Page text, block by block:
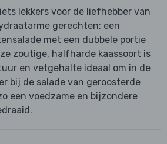
lekkers voor de liefhebber van
gerechten: een
met een dubbele portie
zoutige, halfharde kaassoort is
en vetgehalte ideaal om in de
bij de salade van geroosterde
een voedzame en bijzondere